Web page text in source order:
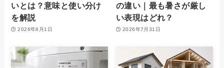
いとは？意味と使い分け
を解説
2026年8月1日
の違い｜最も暑さが厳し
い表現はどれ？
2026年7月31日